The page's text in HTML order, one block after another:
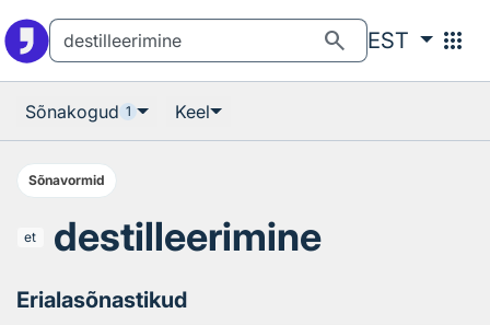
search EST apps
Sõnakogud 1 Keel
Sõnavormid
et destilleerimine
Erialasõnastikud